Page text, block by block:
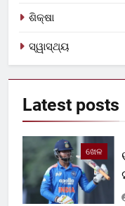
ଶିକ୍ଷା
ସ୍ୱାସ୍ଥ୍ୟ
Latest posts
ଖେଳ